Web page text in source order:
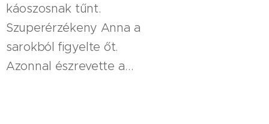
káoszosnak tűnt.
Szuperérzékeny Anna a
sarokból figyelte őt.
Azonnal észrevette a...